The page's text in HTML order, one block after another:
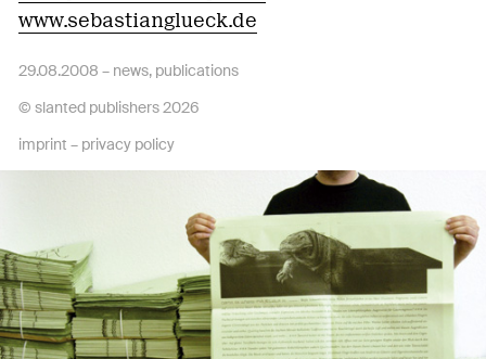
www.sebastianglueck.de
29.08.2008 – news, publications
© slanted publishers 2026
imprint – privacy policy